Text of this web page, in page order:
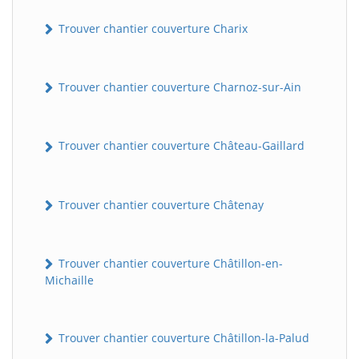
Trouver chantier couverture Charix
Trouver chantier couverture Charnoz-sur-Ain
Trouver chantier couverture Château-Gaillard
Trouver chantier couverture Châtenay
Trouver chantier couverture Châtillon-en-
Michaille
Trouver chantier couverture Châtillon-la-Palud